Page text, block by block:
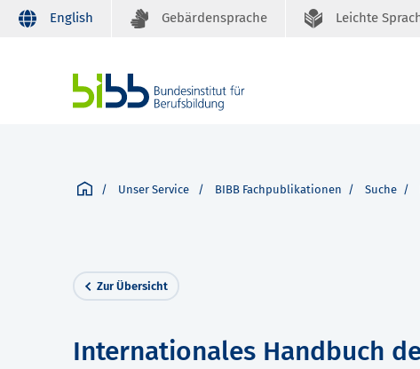
English Gebärdensprache Leichte
Unser Service BIBB Fachpublikationen Suche
Zur Übersicht
Internationales Handbuch